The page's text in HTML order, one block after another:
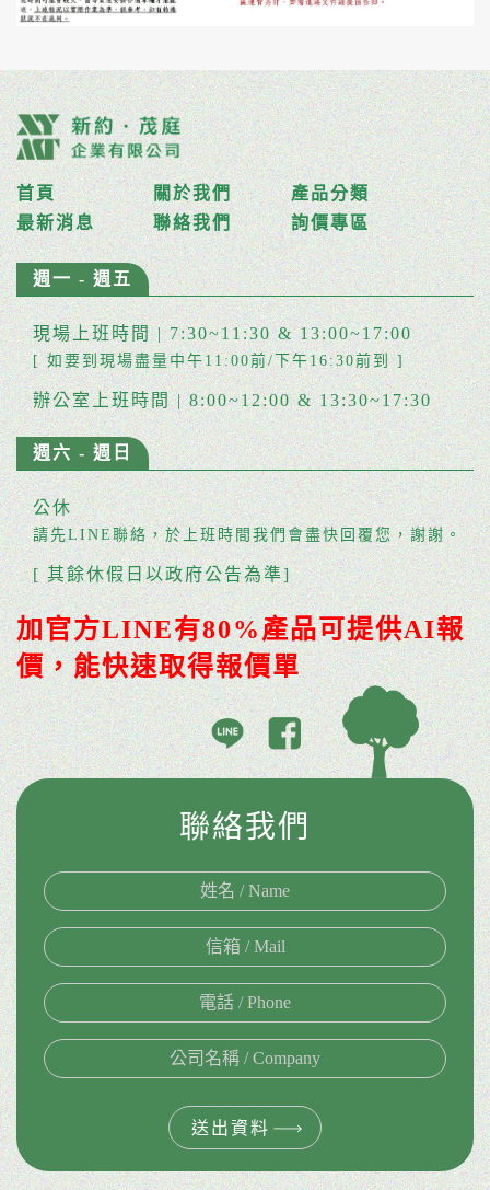
首頁 關於我們
產品分類
最新消息
聯絡我們 詢價專區
週一 - 週五
現場上班時間 | 7:30~11:30 & 13:00~17:00
[ 如要到現場盡量中午11:00前/下午16:30前到 ]
辦公室上班時間 | 8:00~12:00 & 13:30~17:30
週六 - 週日
公休
請先LINE聯絡，於上班時間我們會盡快回覆您，謝謝。
[ 其餘休假日以政府公告為準]
加官方LINE有80%產品可提供AI報
價，能快速取得報價單
聯絡我們
送出資料